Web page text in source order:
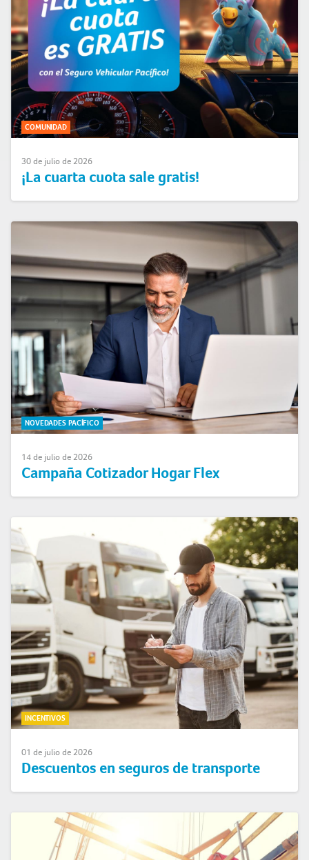
COMUNIDAD
30 de julio de 2026
¡La cuarta cuota sale gratis!
NOVEDADES PACÍFICO
14 de julio de 2026
Campaña Cotizador Hogar Flex
INCENTIVOS
01 de julio de 2026
Descuentos en seguros de transporte